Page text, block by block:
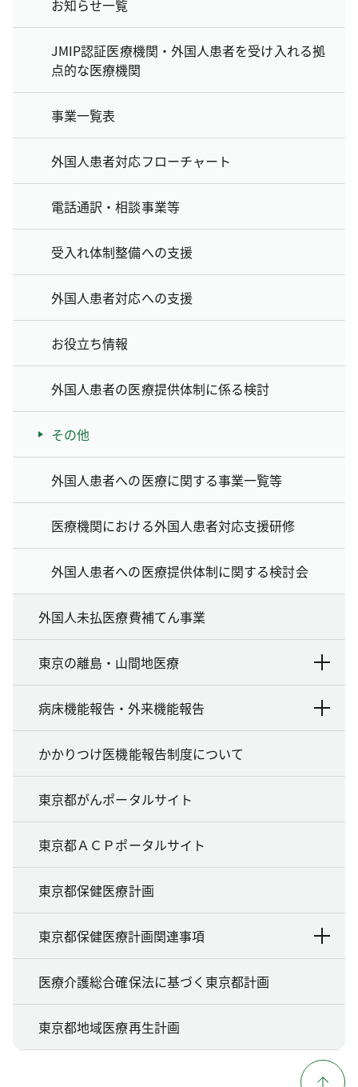
お知らせ一覧
JMIP認証医療機関・外国人患者を受け入れる拠
点的な医療機関
事業一覧表
外国人患者対応フローチャート
電話通訳・相談事業等
受入れ体制整備への支援
外国人患者対応への支援
お役立ち情報
外国人患者の医療提供体制に係る検討
その他
外国人患者への医療に関する事業一覧等
医療機関における外国人患者対応支援研修
外国人患者への医療提供体制に関する検討会
外国人未払医療費補てん事業
東京の離島・山間地医療
病床機能報告・外来機能報告
かかりつけ医機能報告制度について
東京都がんポータルサイト
東京都ＡＣＰポータルサイト
東京都保健医療計画
東京都保健医療計画関連事項
医療介護総合確保法に基づく東京都計画
東京都地域医療再生計画